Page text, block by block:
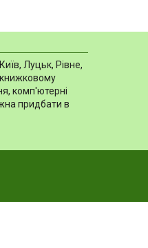
Луцьк, Рівне,
книжковому
комп'ютерні
придбати в